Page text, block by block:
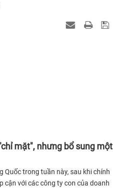
mặt", nhưng bổ sung một
Quốc trong tuần này, sau khi chính
cận với các công ty con của doanh